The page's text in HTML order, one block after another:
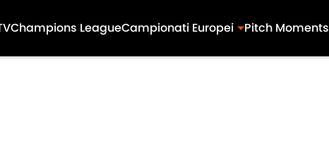
Champions LeagueCampionati Europei Pitch Moments